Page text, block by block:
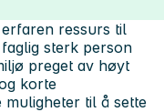
ressurs til
sterk person
preget av høyt
korte
muligheter til å sette